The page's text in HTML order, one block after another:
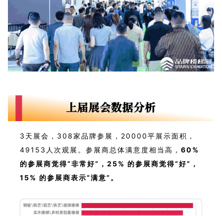
3天展会，308家品牌参展，20000平展示面积，
49153人次观展。参展商总体满意度相当高， 60%
的参展商觉得“非常好”，25% 的参展商觉得“好”，
15% 的参展商表示“满意”。